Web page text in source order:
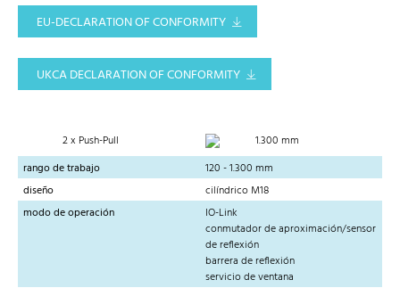
EU-DECLARATION OF CONFORMITY
UKCA DECLARATION OF CONFORMITY
2 x Push-Pull
1.300 mm
rango de trabajo
120 - 1.300 mm
diseño
cilíndrico M18
modo de operación
IO-Link
conmutador de aproximación/sensor
de reflexión
barrera de reflexión
servicio de ventana